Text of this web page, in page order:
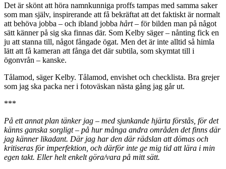
Det är skönt att höra namnkunniga proffs tampas med samma saker
som man själv, inspirerande att få bekräftat att det faktiskt är normalt
att behöva jobba – och ibland jobba hårt– för bilden man på något
sätt känner på sig ska finnas där. Som Kelby säger – nånting fick en
ju att stanna till, något fångade ögat. Men det är inte alltid så himla
lätt att få kameran att fånga det där subtila, som skymtat till i
ögonvrån – kanske.
Tålamod, säger Kelby. Tålamod, envishet och checklista. Bra grejer
som jag ska packa ner i fotoväskan nästa gång jag går ut.
***
På ett annat plan tänker jag – med sjunkande hjärta förstås, för det
känns ganska sorgligt – på hur många andra områden det finns där
jag känner likadant. Där jag har den där rädslan att dömas och
kritiseras för imperfektion, och därför inte ge mig tid att lära i min
egen takt. Eller helt enkelt göra/vara på mitt sätt.